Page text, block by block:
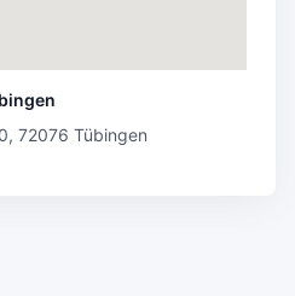
72076 Tübingen